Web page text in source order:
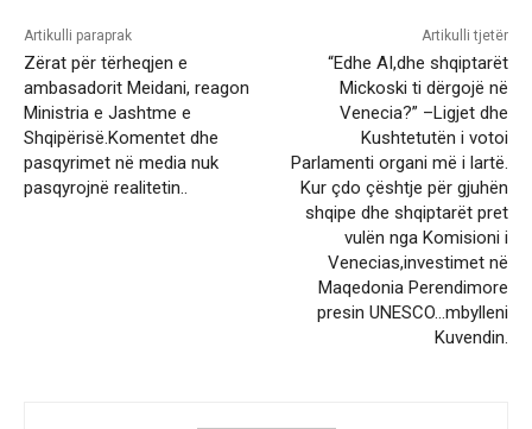
Artikulli paraprak
Zërat për tërheqjen e
ambasadorit Meidani, reagon
Ministria e Jashtme e
Shqipërisë.Komentet dhe
pasqyrimet në media nuk
pasqyrojnë realitetin..
Artikulli tjetër
“Edhe AI,dhe shqiptarët
Mickoski ti dërgojë në
Venecia?” –Ligjet dhe
Kushtetutën i votoi
Parlamenti organi më i lartë.
Kur çdo çështje për gjuhën
shqipe dhe shqiptarët pret
vulën nga Komisioni i
Venecias,investimet në
Maqedonia Perendimore
presin UNESCO…mbylleni
Kuvendin.